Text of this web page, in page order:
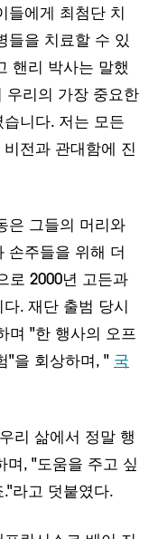
들에게 최첨단 치
들을 치료할 수 있
핸리 박사는 말했
우리의 가장 중요한
니다. 저는 모든
전과 관대함에 진
은 그들의 머리와
손주들을 위해 더
로 2000년 고든과
. 재단 출범 당시
며 "한 행사의 오프
"을 회상하며, " 국
리 삶에서 정말 행
며, "도움을 주고 싶
라고 덧붙였다.